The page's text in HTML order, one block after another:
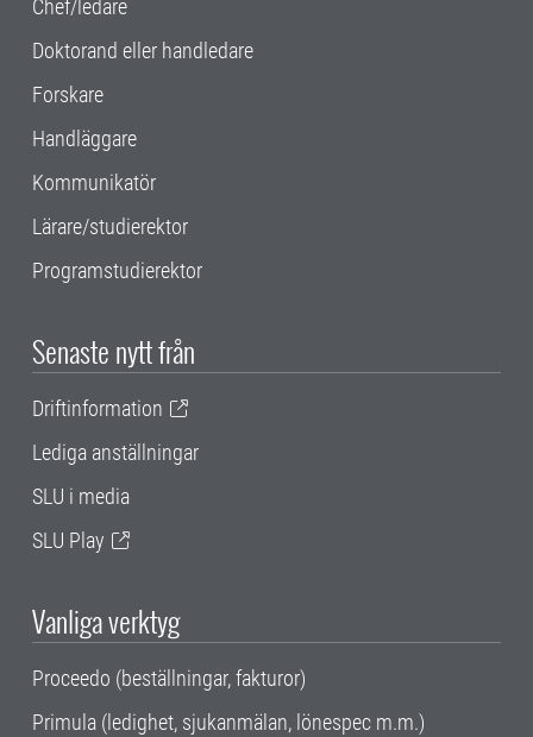
Chef/ledare
Doktorand eller handledare
Forskare
Handläggare
Kommunikatör
Lärare/studierektor
Programstudierektor
Senaste nytt från
Driftinformation
Lediga anställningar
SLU i media
SLU Play
Vanliga verktyg
Proceedo (beställningar, fakturor)
Primula (ledighet, sjukanmälan, lönespec m.m.)